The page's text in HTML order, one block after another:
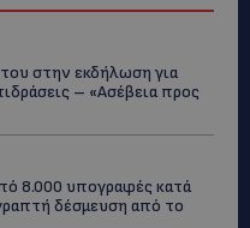
στην εκδήλωση για
– «Ασέβεια προς
8.000 υπογραφές κατά
δέσμευση από το